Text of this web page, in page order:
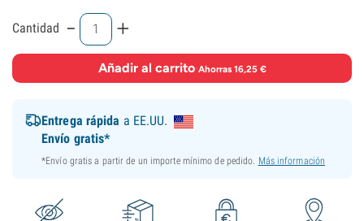
Cantidad - +
Añadir al carrito·Ahorras 16,25 €
Entrega rápida a EE.UU.
Envío gratis*
*Envío gratis a partir de un importe mínimo de pedido. Más información